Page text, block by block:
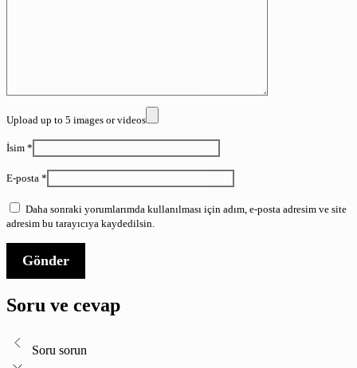
Upload up to 5 images or videos
İsim *
E-posta *
Daha sonraki yorumlarımda kullanılması için adım, e-posta adresim ve site
adresim bu tarayıcıya kaydedilsin.
Soru ve cevap
Soru sorun